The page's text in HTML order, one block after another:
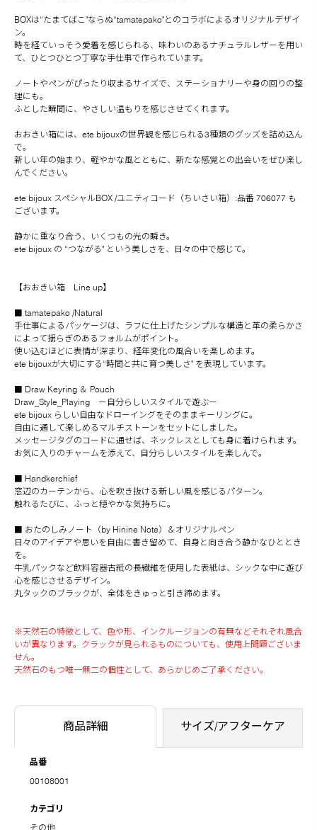
BOXは“たまてばこ"ならぬ“tamatepako"とのコラボによるオリジナルデザイ
ン。
時を経ていっそう愛着を感じられる、味わいのあるナチュラルレザーを用い
て、ひとつひとつ丁寧な手仕事で作られています。
ノートやペンがぴったり収まるサイズで、ステーショナリーや身の回りの整
理にも。
ふとした瞬間に、やさしい温もりを感じさせてくれます。
おおきい箱には、ete bijouxの世界観を感じられる3種類のグッズを詰め込ん
で。
新しい年の始まり、軽やかな風とともに、新たな感覚との出会いをぜひ楽し
んでください。
ete bijoux スペシャルBOX /ユニティコード（ちいさい箱）:品番 706077 も
ございます。
静かに重なり合う、いくつもの光の瞬き。
ete bijoux の “つながる" という美しさを、日々の中で感じて。
【おおきい箱 Line up】
■ tamatepako /Natural
手仕事によるパッケージは、ラフに仕上げたシンプルな構造と革の柔らかさ
によって揺らぎのあるフォルムがポイント。
使い込むほどに表情が深まり、経年変化の風合いを楽しめます。
ete bijouxが大切にする“時間と共に育つ美しさ" を表現しています。
■ Draw Keyring ＆ Pouch
Draw_Style_Playing ー自分らしいスタイルで遊ぶー
ete bijoux らしい自由なドローイングをそのままキーリングに。
自由に通して楽しめるマルチストーンをセットにしました。
メッセージタグのコードに通せば、ネックレスとしても身に着けられます。
お気に入りのチャームを添えて、自分らしいスタイルを楽しんで。
■ Handkerchief
窓辺のカーテンから、心を吹き抜ける新しい風を感じるパターン。
触れるたびに、ふっと穏やかな気持ちに。
■ おたのしみノート（by Hinine Note）＆オリジナルペン
日々のアイデアや思いを自由に書き留めて、自身と向き合う静かなひととき
を。
牛乳パックなど飲料容器古紙の長繊維を使用した表紙は、シックな中に遊び
心を感じさせるデザイン。
丸タックのブラックが、全体をきゅっと引き締めます。
※天然石の特徴として、色や形、インクルージョンの有無などそれぞれ風合
いが異なります。クラックが見られるものについても、使用上問題ございま
せん。
天然石のもつ唯一無二の個性として、あらかじめご了承ください。
商品詳細 サイズ/アフターケア
品番
00108001
カテゴリ
その他